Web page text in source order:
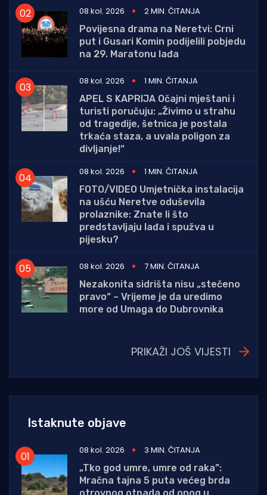
08 kol. 2026
2 MIN. ČITANJA
Povijesna drama na Neretvi: Crni
put i Gusari Komin podijelili pobjedu
na 29. Maratonu lađa
08 kol. 2026
1 MIN. ČITANJA
APEL S KAPRIJA Očajni mještani i
turisti poručuju: „Živimo u strahu
od tragedije, šetnica je postala
trkaća staza, a uvala poligon za
divljanje!“
08 kol. 2026
1 MIN. ČITANJA
FOTO/VIDEO Umjetnička instalacija
na ušću Neretve oduševila
prolaznike: Znate li što
predstavljaju lađa i spužva u
pijesku?
08 kol. 2026
7 MIN. ČITANJA
Nezakonita sidrišta nisu „stečeno
pravo“ – Vrijeme je da uredimo
more od Umaga do Dubrovnika
PRIKAŽI JOŠ VIJESTI
Istaknute objave
08 kol. 2026
3 MIN. ČITANJA
„Tko god umre, umre od raka”:
Mračna tajna 5 puta većeg brda